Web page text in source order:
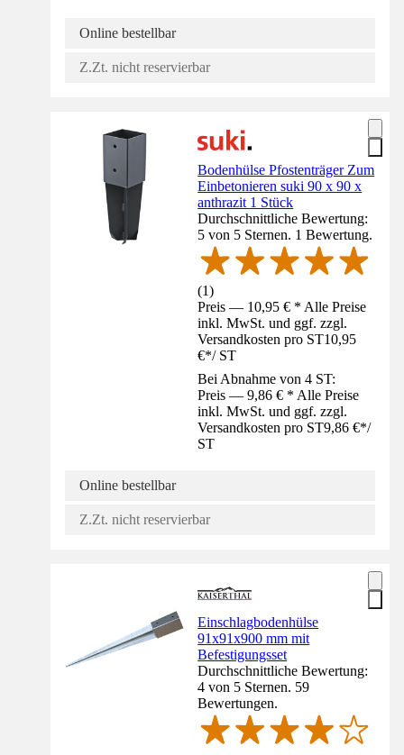
Online bestellbar
Z.Zt. nicht reservierbar
Bodenhülse Pfostenträger Zum
Einbetonieren suki 90 x 90 x
anthrazit 1 Stück
Durchschnittliche Bewertung:
5 von 5 Sternen. 1 Bewertung.
(1)
Preis — 10,95 € * Alle Preise
inkl. MwSt. und ggf. zzgl.
Versandkosten pro ST10,95
€*/ ST
Bei Abnahme von 4 ST:
Preis — 9,86 € * Alle Preise
inkl. MwSt. und ggf. zzgl.
Versandkosten pro ST9,86 €*/
ST
Online bestellbar
Z.Zt. nicht reservierbar
Einschlagbodenhülse
91x91x900 mm mit
Befestigungsset
Durchschnittliche Bewertung:
4 von 5 Sternen. 59
Bewertungen.